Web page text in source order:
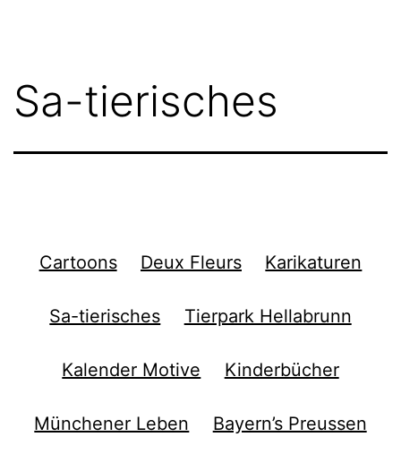
Sa-tierisches
Cartoons Deux Fleurs Karikaturen
Sa-tierisches Tierpark Hellabrunn
Kalender Motive Kinderbücher
Münchener Leben Bayern’s Preussen